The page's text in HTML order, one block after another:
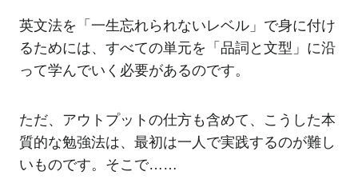
英文法を「一生忘れられないレベル」で身に付け
るためには、すべての単元を「品詞と文型」に沿
って学んでいく必要があるのです。
ただ、アウトプットの仕方も含めて、こうした本
質的な勉強法は、最初は一人で実践するのが難し
いものです。そこで……